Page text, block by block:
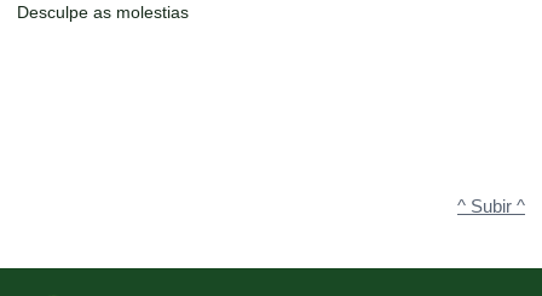
Desculpe as molestias
^ Subir ^